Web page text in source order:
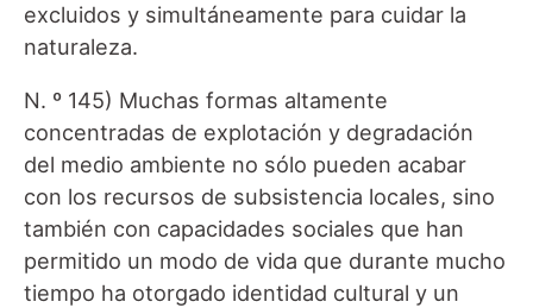
excluidos y simultáneamente para cuidar la
naturaleza.
N. º 145) Muchas formas altamente
concentradas de explotación y degradación
del medio ambiente no sólo pueden acabar
con los recursos de subsistencia locales, sino
también con capacidades sociales que han
permitido un modo de vida que durante mucho
tiempo ha otorgado identidad cultural y un